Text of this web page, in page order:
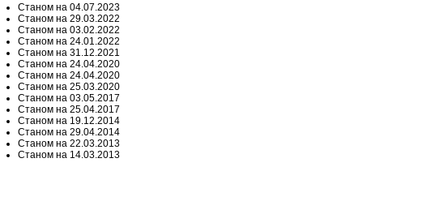
Станом на 04.07.2023
Станом на 29.03.2022
Станом на 03.02.2022
Станом на 24.01.2022
Станом на 31.12.2021
Станом на 24.04.2020
Станом на 24.04.2020
Станом на 25.03.2020
Станом на 03.05.2017
Станом на 25.04.2017
Станом на 19.12.2014
Станом на 29.04.2014
Станом на 22.03.2013
Станом на 14.03.2013